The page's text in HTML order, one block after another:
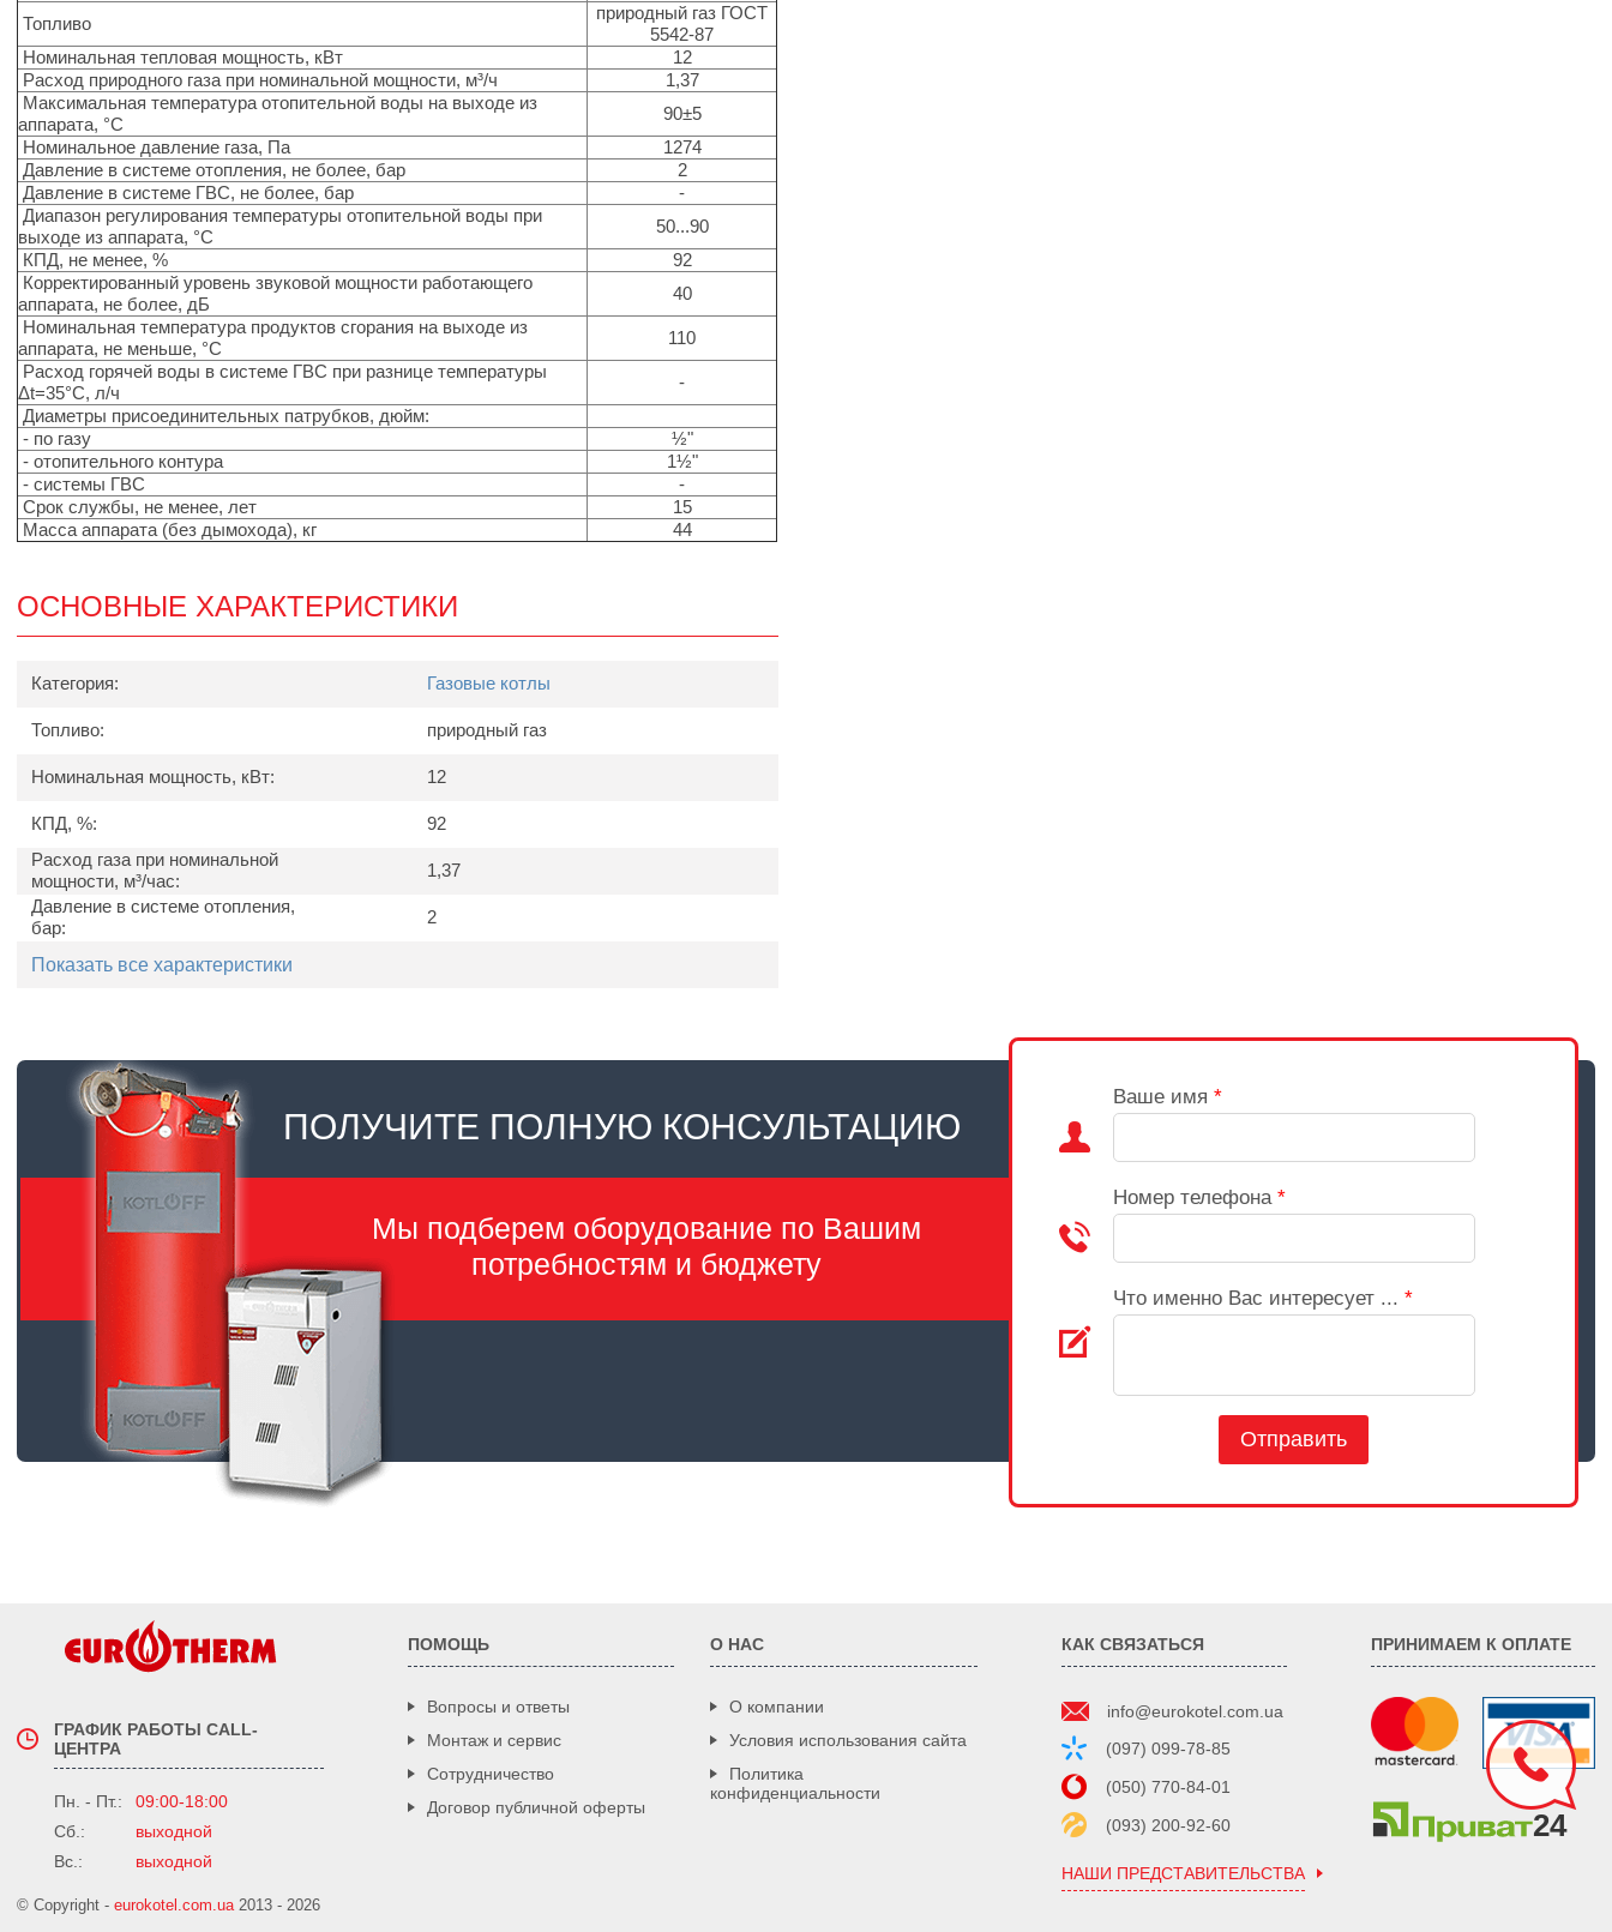
Топливо
природный газ ГОСТ
5542-87
Номинальная тепловая мощность, кВт
12
Расход природного газа при номинальной мощности, м³/ч
1,37
Максимальная температура отопительной воды на выходе из
аппарата, °С
90±5
Номинальное давление газа, Па
1274
Давление в системе отопления, не более, бар
2
Давление в системе ГВС, не более, бар
-
Диапазон регулирования температуры отопительной воды при
выходе из аппарата, °С
50...90
КПД, не менее, %
92
Корректированный уровень звуковой мощности работающего
аппарата, не более, дБ
40
Номинальная температура продуктов сгорания на выходе из
аппарата, не меньше, °С
110
Расход горячей воды в системе ГВС при разнице температуры
Δt=35°C, л/ч
-
Диаметры присоединительных патрубков, дюйм:
- по газу
½"
- отопительного контура
1½"
- системы ГВС
-
Срок службы, не менее, лет
15
Масса аппарата (без дымохода), кг
44
ОСНОВНЫЕ ХАРАКТЕРИСТИКИ
Категория: Газовые котлы
Топливо: природный газ
Номинальная мощность, кВт: 12
КПД, %:
92
Расход газа при номинальной
мощности, м³/час:
1,37
Давление в системе отопления,
бар:
2
Показать все характеристики
ПОЛУЧИТЕ ПОЛНУЮ КОНСУЛЬТАЦИЮ
Мы подберем оборудование по Вашим
потребностям и бюджету
Ваше имя *
Номер телефона *
Что именно Вас интересует ... *
Отправить
ГРАФИК РАБОТЫ CALL-
ЦЕНТРА
Пн. - Пт.:
09:00-18:00
Сб.:
выходной
Вс.:
выходной
© Copyright - eurokotel.com.ua2013 - 2026
ПОМОЩЬ
Вопросы и ответы
Монтаж и сервис
Сотрудничество
Договор публичной оферты
О НАС
О компании
Условия использования сайта
Политика
конфиденциальности
КАК СВЯЗАТЬСЯ
info@eurokotel.com.ua
(097) 099-78-85
(050) 770-84-01
(093) 200-92-60
НАШИ ПРЕДСТАВИТЕЛЬСТВА
ПРИНИМАЕМ К ОПЛАТЕ